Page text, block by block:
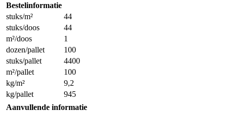
Bestelinformatie
stuks/m²
44
stuks/doos
44
m²/doos
1
dozen/pallet
100
stuks/pallet
4400
m²/pallet
100
kg/m²
9,2
kg/pallet
945
Aanvullende informatie